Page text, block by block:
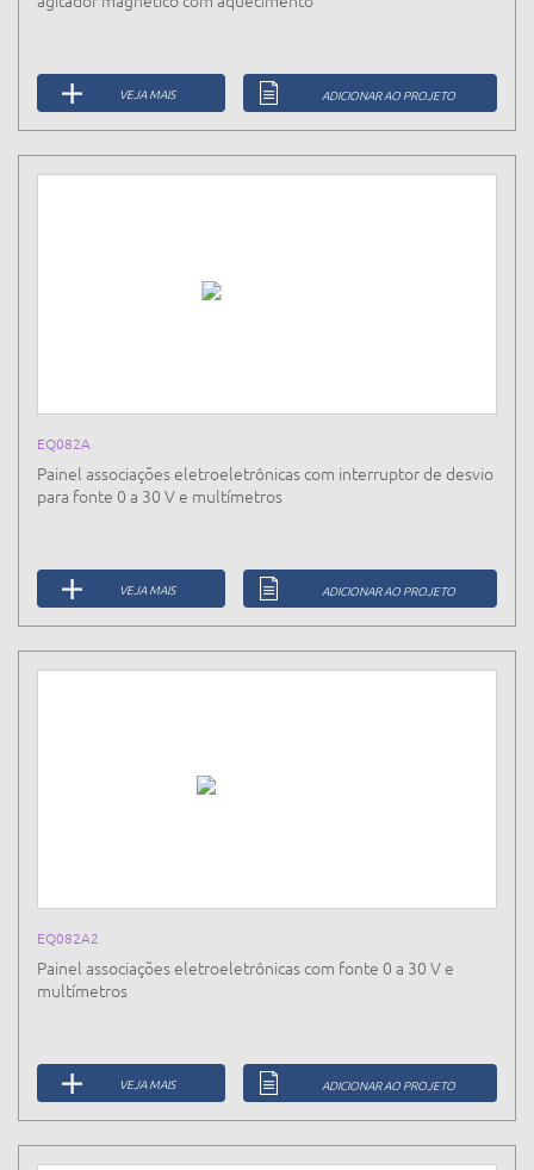
VEJA MAIS ADICIONAR AO PROJETO
EQ082A
Painel associações eletroeletrônicas com interruptor de desvio
para fonte 0 a 30 V e multímetros
VEJA MAIS ADICIONAR AO PROJETO
EQ082A2
Painel associações eletroeletrônicas com fonte 0 a 30 V e
multímetros
VEJA MAIS ADICIONAR AO PROJETO